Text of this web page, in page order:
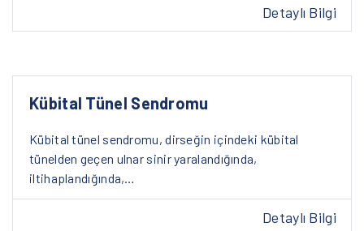
Detaylı Bilgi
Kübital Tünel Sendromu
Kübital tünel sendromu, dirseğin içindeki kübital
tünelden geçen ulnar sinir yaralandığında,
iltihaplandığında,…
Detaylı Bilgi